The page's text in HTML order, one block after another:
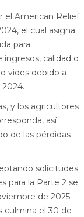
el American Relief
el cual asigna
para
calidad o
vides debido a
y los agricultores
así
de las pérdidas
solicitudes
para la Parte 2 se
de 2025.
culmina el 30 de